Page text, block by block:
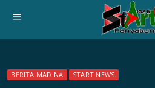
menu
BERITA MADINA START NEWS